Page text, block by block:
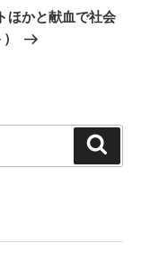
ほかと献血で社会